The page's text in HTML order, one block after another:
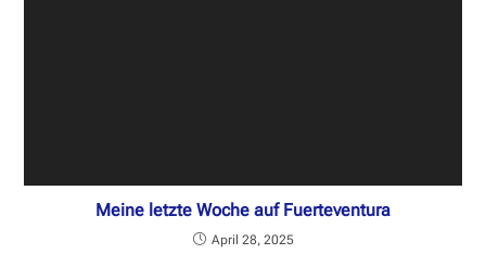
Meine letzte Woche auf Fuerteventura
April 28, 2025